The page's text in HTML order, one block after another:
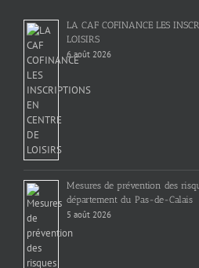
LA CAF COFINANCE LES
LOISIRS
6 août 2026
Mesures de prévention des
département du Pas-de-Calais
5 août 2026